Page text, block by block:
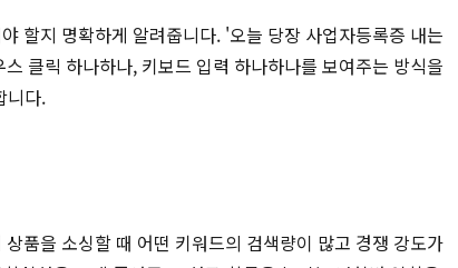
할지 명확하게 알려줍니다. '오늘 당장 사업자등록증 내는
클릭 하나하나, 키보드 입력 하나하나를 보여주는 방식을
니다.
품을 소싱할 때 어떤 키워드의 검색량이 많고 경쟁 강도가